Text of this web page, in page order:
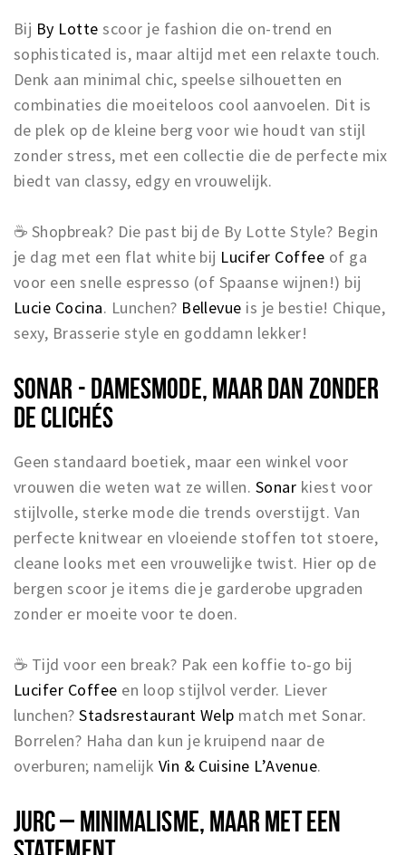
Bij By Lotte scoor je fashion die on-trend en
sophisticated is, maar altijd met een relaxte touch.
Denk aan minimal chic, speelse silhouetten en
combinaties die moeiteloos cool aanvoelen. Dit is
de plek op de kleine berg voor wie houdt van stijl
zonder stress, met een collectie die de perfecte mix
biedt van classy, edgy en vrouwelijk.
☕ Shopbreak? Die past bij de By Lotte Style? Begin
je dag met een flat white bij Lucifer Coffee of ga
voor een snelle espresso (of Spaanse wijnen!) bij
Lucie Cocina. Lunchen? Bellevue is je bestie! Chique,
sexy, Brasserie style en goddamn lekker!
SONAR - DAMESMODE, MAAR DAN ZONDER
DE CLICHÉS
Geen standaard boetiek, maar een winkel voor
vrouwen die weten wat ze willen. Sonar kiest voor
stijlvolle, sterke mode die trends overstijgt. Van
perfecte knitwear en vloeiende stoffen tot stoere,
cleane looks met een vrouwelijke twist. Hier op de
bergen scoor je items die je garderobe upgraden
zonder er moeite voor te doen.
☕ Tijd voor een break? Pak een koffie to-go bij
Lucifer Coffee en loop stijlvol verder. Liever
lunchen?Stadsrestaurant Welp match met Sonar.
Borrelen? Haha dan kun je kruipend naar de
overburen; namelijk Vin & Cuisine L’Avenue.
JURC – MINIMALISME, MAAR MET EEN